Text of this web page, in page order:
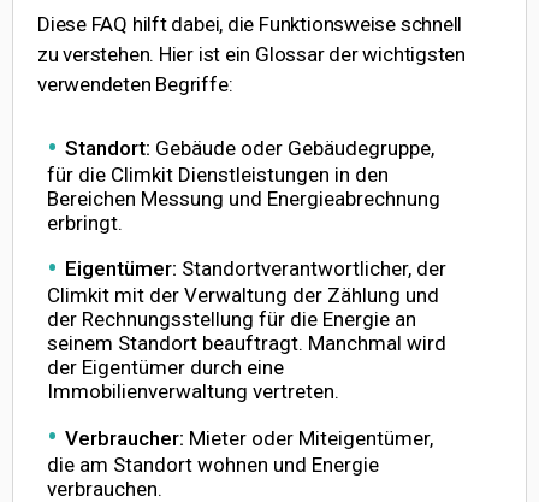
Diese FAQ hilft dabei, die Funktionsweise schnell
zu verstehen. Hier ist ein Glossar der wichtigsten
verwendeten Begriffe:
Standort: Gebäude oder Gebäudegruppe,
für die Climkit Dienstleistungen in den
Bereichen Messung und Energieabrechnung
erbringt.
Eigentümer: Standortverantwortlicher, der
Climkit mit der Verwaltung der Zählung und
der Rechnungsstellung für die Energie an
seinem Standort beauftragt. Manchmal wird
der Eigentümer durch eine
Immobilienverwaltung vertreten.
Verbraucher: Mieter oder Miteigentümer,
die am Standort wohnen und Energie
verbrauchen.